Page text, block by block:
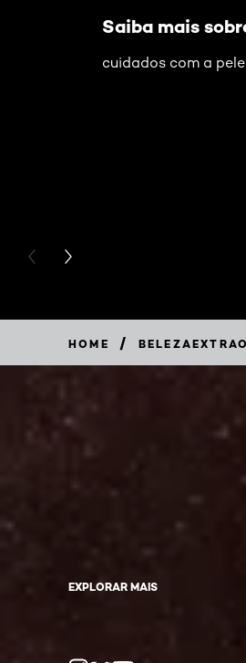
Saiba mais
cuidados com a pele
PREVIOUS CARD
NEXT CARD
HOME /
EXPLORAR MAIS